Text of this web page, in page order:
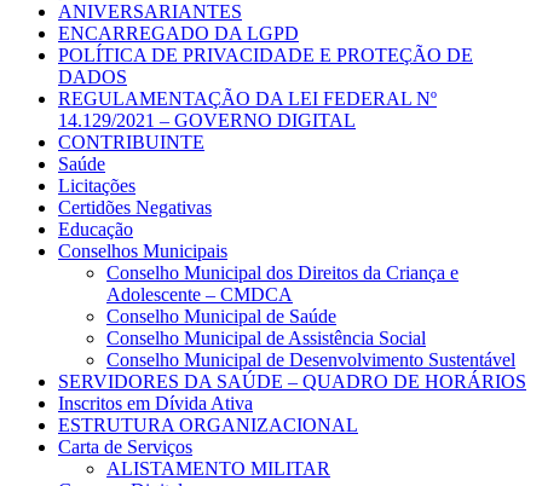
ANIVERSARIANTES
ENCARREGADO DA LGPD
POLÍTICA DE PRIVACIDADE E PROTEÇÃO DE
DADOS
REGULAMENTAÇÃO DA LEI FEDERAL Nº
14.129/2021 – GOVERNO DIGITAL
CONTRIBUINTE
Saúde
Licitações
Certidões Negativas
Educação
Conselhos Municipais
Conselho Municipal dos Direitos da Criança e
Adolescente – CMDCA
Conselho Municipal de Saúde
Conselho Municipal de Assistência Social
Conselho Municipal de Desenvolvimento Sustentável
SERVIDORES DA SAÚDE – QUADRO DE HORÁRIOS
Inscritos em Dívida Ativa
ESTRUTURA ORGANIZACIONAL
Carta de Serviços
ALISTAMENTO MILITAR